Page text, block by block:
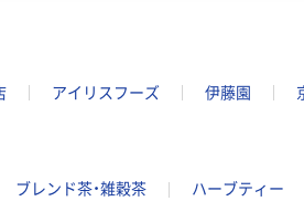
アイリスフーズ 伊藤園
ブレンド茶・雑穀茶 ハーブティー